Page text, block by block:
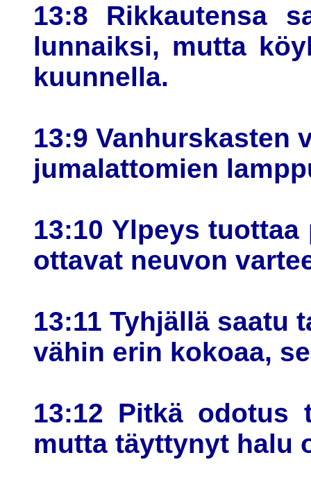
13:8 Rikkautensa
lunnaiksi, mutta
kuunnella.
13:9 Vanhurskasten
jumalattomien
13:10 Ylpeys
ottavat neuvon
13:11 Tyhjällä saatu
vähin erin kokoaa,
13:12 Pitkä odotus
mutta täyttynyt halu